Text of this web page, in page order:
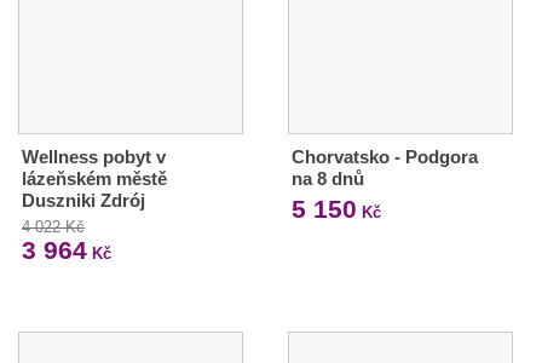
Wellness pobyt v
lázeňském městě
Duszniki Zdrój
4 022 Kč
3 964 Kč
Chorvatsko - Podgora
na 8 dnů
5 150 Kč